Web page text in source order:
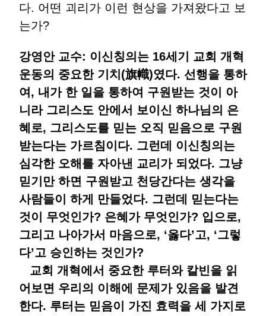
다. 어떤 괴리가 이런 현상을 가져왔다고 보
는가?
강영안 교수: 이신칭의는 16세기 교회 개혁
운동의 중요한 기치(旗幟)였다. 선행을 통하
여, 내가 한 일을 통하여 구원받는 것이 아
니라 그리스도 안에서 보이신 하나님의 은
혜로, 그리스도를 믿는 오직 믿음으로 구원
받는다는 가르침이다. 그런데 이신칭의는
심각한 오해를 자아낸 교리가 되었다. 그냥
믿기만 하면 구원받고 천당간다는 생각을
사람들이 하게 만들었다. 그런데 믿는다는
것이 무엇인가? 은혜가 무엇인가? 입으로,
그리고 나아가서 마음으로, ‘옳다’고, ‘그렇
다’고 승인하는 것인가?
교회 개혁에서 중요한 루터와 칼빈을 읽
어보면 우리의 이해에 문제가 있음을 발견
한다. 루터는 믿음이 가진 효력을 세 가지로